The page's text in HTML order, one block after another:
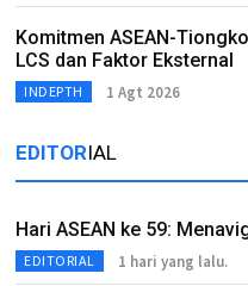
Komitmen ASEAN-
LCS dan Faktor Eksternal
INDEPTH 1 Agt 2026
EDITORIAL
Hari ASEAN ke 59:
EDITORIAL 1 hari yang lalu.